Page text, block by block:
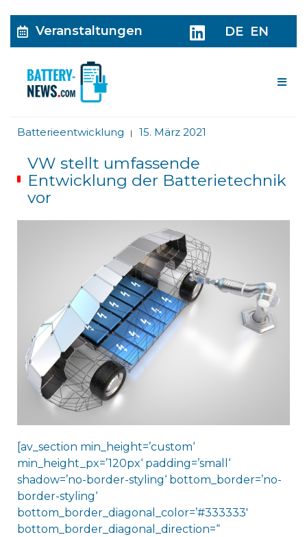
Veranstaltungen DE EN
Batterieentwicklung | 15. März 2021
VW stellt umfassende
Entwicklung der Batterietechnik
vor
[av_section min_height=’custom‘
min_height_px=’120px‘ padding=’small‘
shadow=’no-border-styling‘ bottom_border=’no-
border-styling‘
bottom_border_diagonal_color=’#333333′
bottom_border_diagonal_direction=“